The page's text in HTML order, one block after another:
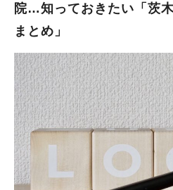
院…知っておきたい「茨
まとめ」